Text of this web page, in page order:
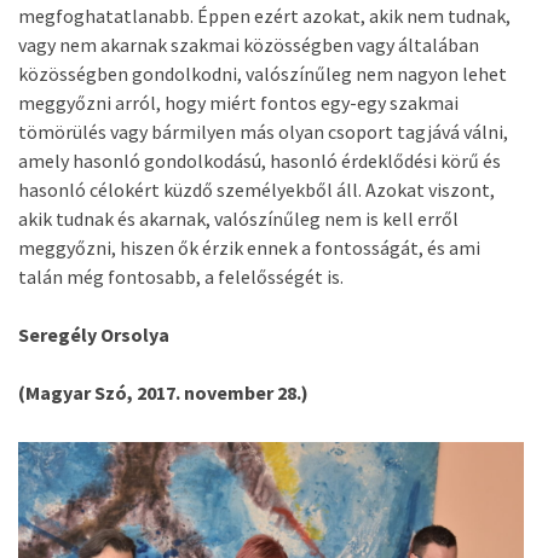
megfoghatatlanabb. Éppen ezért azokat, akik nem tudnak,
vagy nem akarnak szakmai közösségben vagy általában
közösségben gondolkodni, valószínűleg nem nagyon lehet
meggyőzni arról, hogy miért fontos egy-egy szakmai
tömörülés vagy bármilyen más olyan csoport tagjává válni,
amely hasonló gondolkodású, hasonló érdeklődési körű és
hasonló célokért küzdő személyekből áll. Azokat viszont,
akik tudnak és akarnak, valószínűleg nem is kell erről
meggyőzni, hiszen ők érzik ennek a fontosságát, és ami
talán még fontosabb, a felelősségét is.
Seregély Orsolya
(Magyar Szó, 2017. november 28.)